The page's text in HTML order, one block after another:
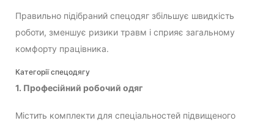
Правильно підібраний спецодяг збільшує швидкість
роботи, зменшує ризики травм і сприяє загальному
комфорту працівника.
Категорії спецодягу
1. Професійний робочий одяг
Містить комплекти для спеціальностей підвищеного